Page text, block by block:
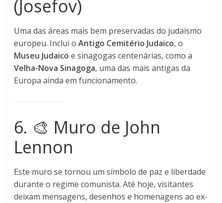
(Josefov)
Uma das áreas mais bem preservadas do judaísmo
europeu. Inclui oAntigo Cemitério Judaico, o
Museu Judaico e sinagogas centenárias, como a
Velha-Nova Sinagoga, uma das mais antigas da
Europa ainda em funcionamento.
6. 🎨 Muro de John
Lennon
Este muro se tornou um símbolo de paz e liberdade
durante o regime comunista. Até hoje, visitantes
deixam mensagens, desenhos e homenagens ao ex-